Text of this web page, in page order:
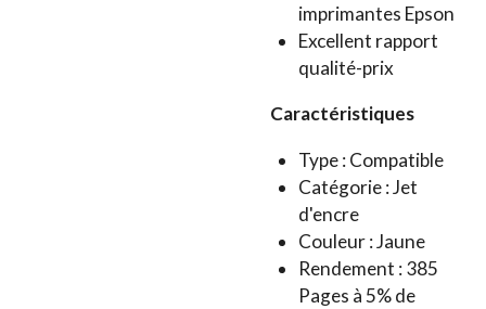
imprimantes Epson
Excellent rapport
qualité-prix
Caractéristiques
Type : Compatible
Catégorie : Jet
d'encre
Couleur : Jaune
Rendement : 385
Pages à 5% de